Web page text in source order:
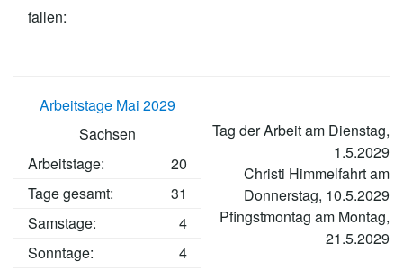
fallen:
Arbeitstage Mai 2029
Sachsen
Arbeitstage:
20
Tage gesamt:
31
Samstage:
4
Sonntage:
4
Tag der Arbeit am Dienstag,
1.5.2029
Christi Himmelfahrt am
Donnerstag, 10.5.2029
Pfingstmontag am Montag,
21.5.2029